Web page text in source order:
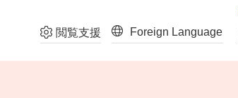
閲覧支援 Foreign Language